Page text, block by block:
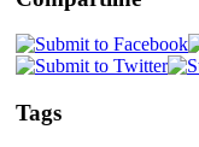
Tags